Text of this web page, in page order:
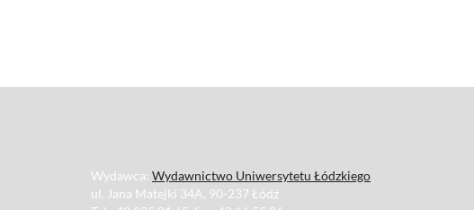
Wydawca: Wydawnictwo Uniwersytetu Łódzkiego
ul. Jana Matejki 34A, 90-237 Łódź